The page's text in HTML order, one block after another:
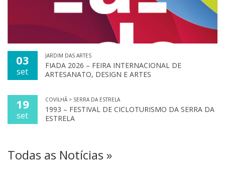
03
set
JARDIM DAS ARTES
FIADA 2026 – FEIRA INTERNACIONAL DE
ARTESANATO, DESIGN E ARTES
19
set
COVILHÃ > SERRA DA ESTRELA
1993 – FESTIVAL DE CICLOTURISMO DA SERRA DA
ESTRELA
Todas as Notícias »